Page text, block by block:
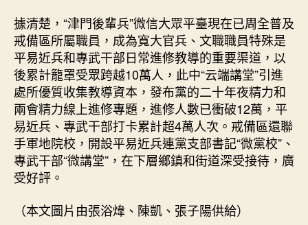
據清楚，“津門後輩兵”微信大眾平臺現在已周全普及
戒備區所屬職員，成為寬大官兵、文職職員特殊是
平易近兵和專武干部日常進修教導的重要渠道，以
後累計籠罩受眾跨越10萬人，此中“云端講堂”引進
處所優質收集教導資本，發布黨的二十年夜精力和
兩會精力線上進修專題，進修人數已衝破12萬，平
易近兵、專武干部打卡累計超4萬人次。戒備區還聯
手軍地院校，開設平易近兵連黨支部書記“微黨校”、
專武干部“微講堂”，在下層鄉鎮和街道深受接待，廣
受好評。
（本文圖片由張浴煒、陳凱、張子陽供給）